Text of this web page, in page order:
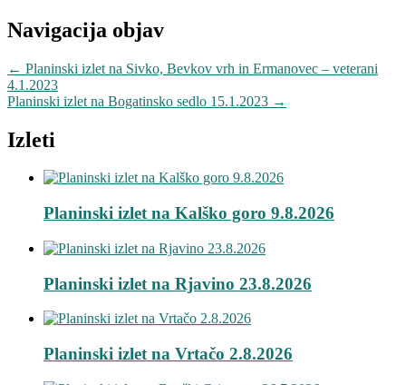
Navigacija objav
← Planinski izlet na Sivko, Bevkov vrh in Ermanovec – veterani
4.1.2023
Planinski izlet na Bogatinsko sedlo 15.1.2023 →
Izleti
Planinski izlet na Kalško goro 9.8.2026
Planinski izlet na Rjavino 23.8.2026
Planinski izlet na Vrtačo 2.8.2026